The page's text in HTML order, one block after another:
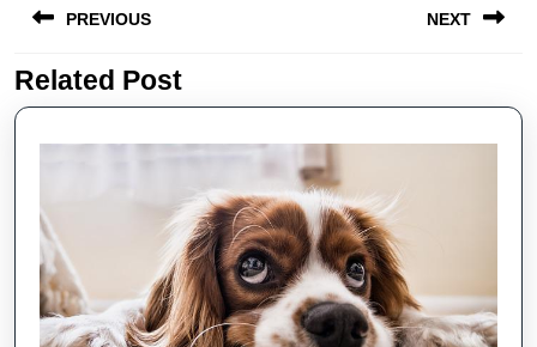
navigation
PREVIOUS
Previous
post:
NEXT
post:
Related Post